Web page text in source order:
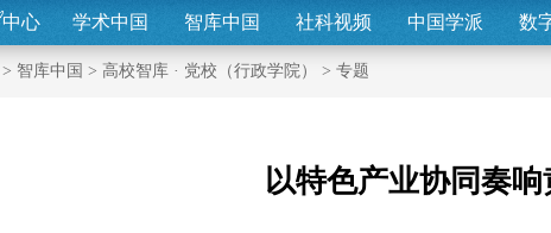
中心 学术中国 智库中国 社科视频 中国学派 数
> 智库中国 > 高校智库 · 党校（行政学院） > 专题
以特色产业协同奏